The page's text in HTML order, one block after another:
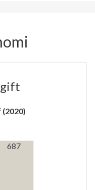
687